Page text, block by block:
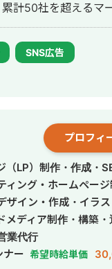
計50社を超えるマ
にオスス
に手を付けたらいい
して品質管理/ディ
SNS広告
プロフィ
（LP）制作・作成・
ィング・ホームペー
ザイン・作成・イラ
ディア制作・構築・
業代行
ナー 希望時給単価